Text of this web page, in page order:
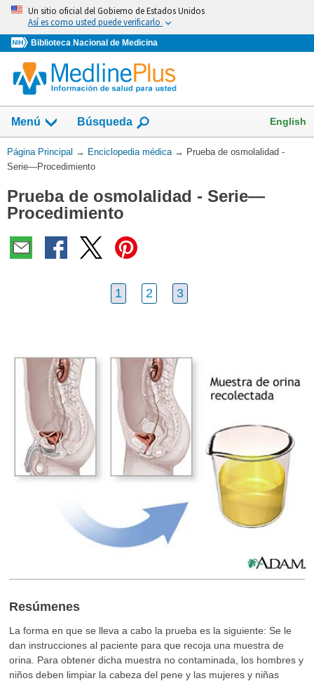
Omita
vaya
al
Contenido
Un sitio oficial del Gobierno de Estados Unidos
Así es como usted puede verificarlo
Biblioteca Nacional de Medicina
Menú Búsqueda English
Usted
está
Página Principal → Enciclopedia médica → Prueba de osmolalidad -
Serie—Procedimiento
Prueba de osmolalidad - Serie—
Procedimiento
1 2 3
Resúmenes
La forma en que se lleva a cabo la prueba es la siguiente: Se le
dan instrucciones al paciente para que recoja una muestra de
orina. Para obtener dicha muestra no contaminada, los hombres y
niños deben limpiar la cabeza del pene y las mujeres y niñas